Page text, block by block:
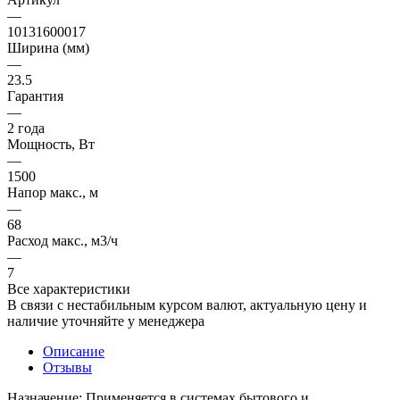
—
10131600017
Ширина (мм)
—
23.5
Гарантия
—
2 года
Мощность, Вт
—
1500
Напор макс., м
—
68
Расход макс., м3/ч
—
7
Все характеристики
В связи с нестабильным курсом валют, актуальную цену и
наличие уточняйте у менеджера
Описание
Отзывы